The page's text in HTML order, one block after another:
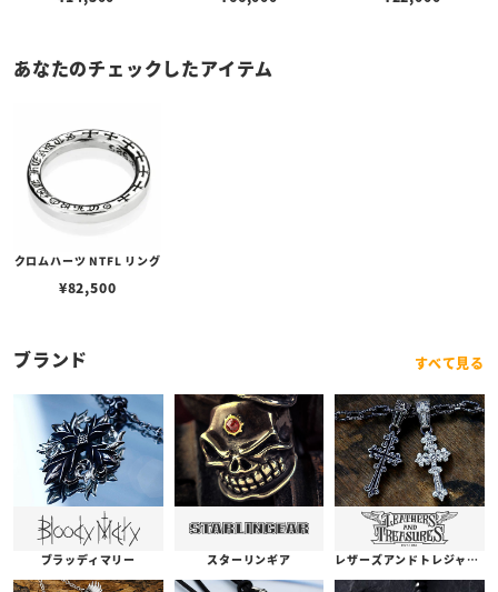
あなたのチェックしたアイテム
クロムハーツ NTFL リング
¥82,500
ブランド すべて見る
ブラッディマリー スターリンギア レザーズアンドトレジャーズ